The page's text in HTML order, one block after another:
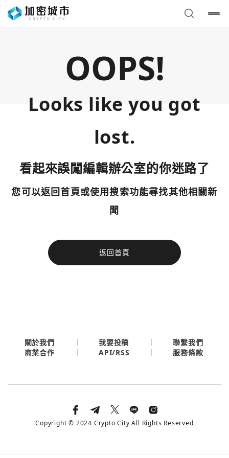
OOPS!
Looks like you got
lost.
看起來誤闖編輯辦公室的你迷路了
您可以返回首頁或使用搜索功能尋找其他相關新
聞
返回首頁
今日熱門
使用以下帳號繼續
您已閒置5分鐘，請點擊關閉按鈕或空白處，即可回到加密
今日熱門
關於我們 我要投稿
聯繫我們
商業合作
API/RSS 服務條款
Copyright © 2024 Crypto City All Rights Reserved